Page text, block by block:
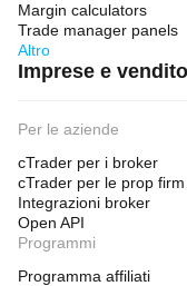
Margin calculators
Trade manager panels
Altro
Imprese e
Per le aziende
cTrader per i broker
cTrader per le prop firm
Integrazioni broker
Open API
Programmi
Programma affiliati